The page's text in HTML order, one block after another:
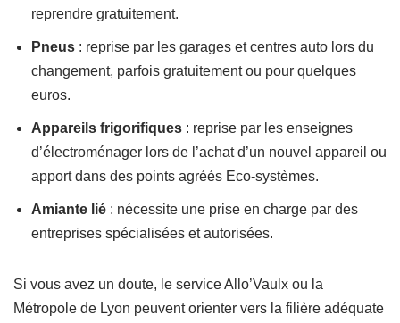
reprendre gratuitement.
Pneus : reprise par les garages et centres auto lors du
changement, parfois gratuitement ou pour quelques
euros.
Appareils frigorifiques : reprise par les enseignes
d’électroménager lors de l’achat d’un nouvel appareil ou
apport dans des points agréés Eco-systèmes.
Amiante lié : nécessite une prise en charge par des
entreprises spécialisées et autorisées.
Si vous avez un doute, le service Allo’Vaulx ou la
Métropole de Lyon peuvent orienter vers la filière adéquate